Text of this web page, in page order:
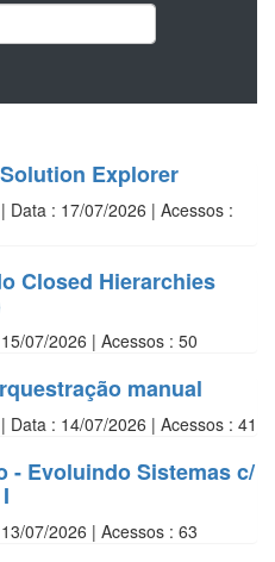
Explorer
Data : 17/07/2026 | Acessos :
Closed Hierarchies
07/2026 | Acessos : 50
manual
Data : 14/07/2026 | Acessos : 41
- Evoluindo Sistemas c/
07/2026 | Acessos : 63